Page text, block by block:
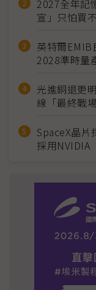
2027全年記
宣」只怕買
英特爾
2028準時量
光進銅退更
線「最終戰場
SpaceX晶
採用NVIDIA